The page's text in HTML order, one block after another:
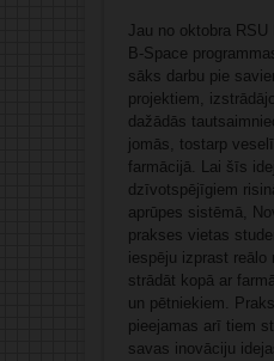
Jau no oktobra
B-Space
sāks darbu pie
projektiem,
dažādās
jomās, tostarp
farmācijā. Lai šīs
dzīvotspējīgiem
aprūpes sistēmā,
prakses vietas
iespēju izprast reālo
strādāt kopā ar
un pētniekiem.
pieejamas arī tiem
savas inovāciju